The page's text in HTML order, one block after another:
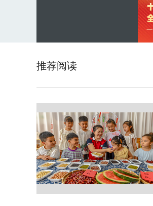
推荐阅读